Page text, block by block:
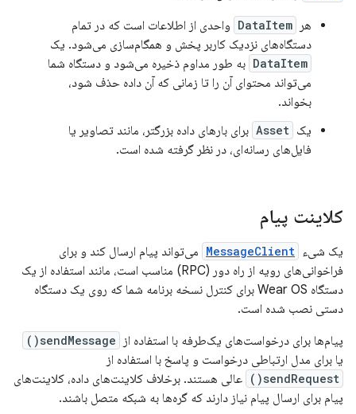
هر
DataItem واحدی از اطلاعات است که در تمام
دستگاه‌های نزدیک کاربر پخش و همگام‌سازی می‌شود. یک
DataItem به طور مداوم ذخیره می‌شود و دستگاه شما
می‌تواند محتوای آن را تا زمانی که آن داده حذف شود،
بخواند.
یک Asset برای بارهای داده بزرگتر، مانند تصاویر یا
فایل‌های رسانه‌ای، در نظر گرفته شده است.
کلاینت پیام
یک شیء MessageClient می‌تواند پیام ارسال کند و برای
فراخوانی‌های رویه از راه دور (RPC) مناسب است، مانند استفاده از یک
دستگاه Wear OS برای کنترل نسخه برنامه شما که روی یک دستگاه
دستی نصب شده است.
پیام‌ها برای درخواست‌های یک‌طرفه با استفاده از
sendMessage()
یا برای مدل ارتباطی درخواست و پاسخ با استفاده از
sendRequest()
عالی هستند. برخلاف کلاینت‌های داده، کلاینت‌های
پیام برای ارسال پیام نیاز دارند که گره‌ها به شبکه متصل باشند.